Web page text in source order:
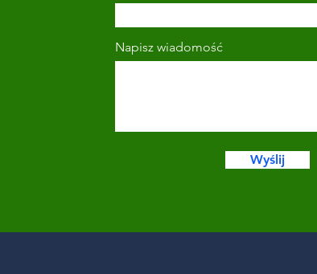
Napisz wiadomość
Wyślij